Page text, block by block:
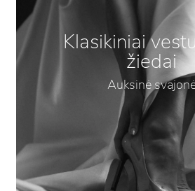
Klasikiniai
žiedai
Auksinė